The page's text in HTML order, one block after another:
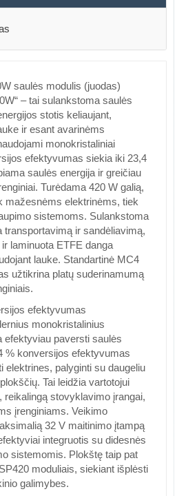
saulės modulis (juodas)
– tai sulankstoma saulės
stotis keliaujant,
ir esant avarinėms
monokristaliniai
efektyvumas siekia iki 23,4
saulės energija ir greičiau
Turėdama 420 W galią,
mažesnėms elektrinėms, tiek
sistemoms. Sulankstoma
transportavimą ir sandėliavimą,
laminuota ETFE danga
lauke. Standartinė MC4
užtikrina platų suderinamumą
efektyvumas
monokristalinius
efektyviau paversti saulės
% konversijos efektyvumas
elektrines, palyginti su daugeliu
Tai leidžia vartotojui
reikalingą stovyklavimo įrangai,
įrenginiams. Veikimo
32 V maitinimo įtampą
integruotis su didesnės
sistemomis. Plokštę taip pat
moduliais, siekiant išplėsti
galimybes.